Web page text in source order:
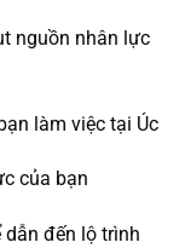
nguồn nhân lực
làm việc tại Úc
của bạn
đến lộ trình